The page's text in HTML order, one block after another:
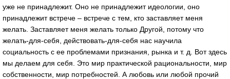
уже не принадлежит. Оно не принадлежит идеологии, оно
принадлежит встрече – встрече с тем, кто заставляет меня
желать. Заставляет меня желать только Другой, потому что
желать-для-себя, действовать-для-себя нас научила
социальность с ее проблемами признания, рынка и т. д. Вот здесь
мы делаем для себя. Это мир практической рациональности, мир
собственности, мир потребностей. А любовь или любой прочий